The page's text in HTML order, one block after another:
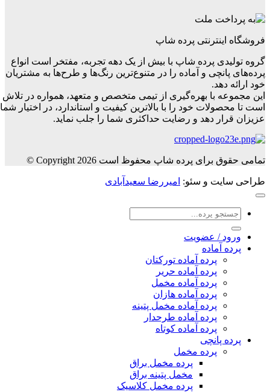
فروشگاه اینترنتی پرده شاپ
گروه تولیدی پرده شاپ با بیش از یک دهه تجربه، مفتخر است انواع
پرده‌های پانچی و آماده را در متنوع‌ترین رنگ‌ها و طرح‌ها به مشتریان
خود ارائه دهد.
این مجموعه با بهره‌گیری از تیمی متخصص و متعهد، همواره در تلاش
است تا محصولات خود را با بالاترین کیفیت و استاندارد، در اختیار شما
عزیزان قرار دهد و رضایت حداکثری شما را جلب نماید.
تمامی حقوق برای پرده شاپ محفوظ است Copyright 2026 ©
طراحی سایت و سئو:امیررضا سعیدآبادی
جستجو
ورود / عضویت
پرده آماده
پرده آماده تورکتان
پرده آماده حریر
پرده آماده مخمل
پرده آماده هازان
پرده آماده مخمل پتینه
پرده آماده طرحدار
پرده آماده کوتاه
پرده پانچی
پرده مخمل
پرده مخمل براق
مخمل پتینه براق
پرده مخمل کلاسیک